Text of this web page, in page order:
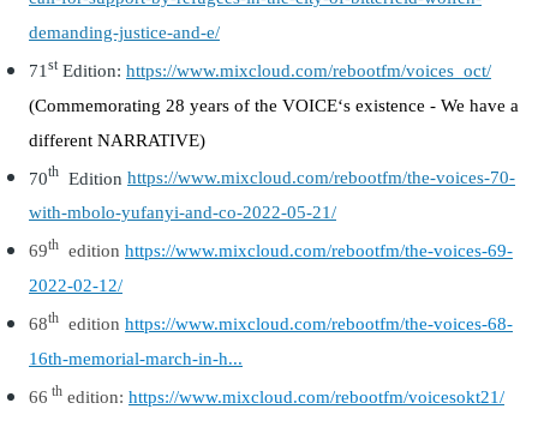
demanding-justice-and-e/
71 stEdition: https://www.mixcloud.com/rebootfm/voices_oct/
(Commemorating 28 years of the VOICE‘s existence - We have a
different NARRATIVE)
70th Edition https://www.mixcloud.com/rebootfm/the-voices-70-
with-mbolo-yufanyi-and-co-2022-05-21/
69th edition https://www.mixcloud.com/rebootfm/the-voices-69-
2022-02-12/
68th edition https://www.mixcloud.com/rebootfm/the-voices-68-
16th-memorial-march-in-h...
66 th edition: https://www.mixcloud.com/rebootfm/voicesokt21/